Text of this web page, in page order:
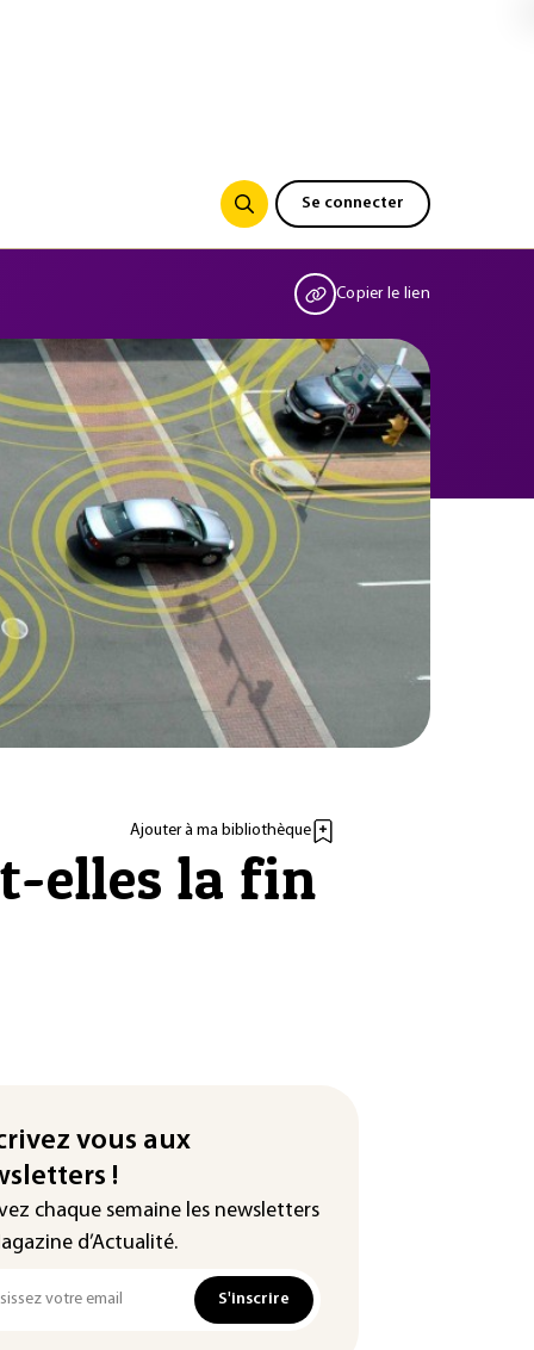
Se connecter
Copier le lien
Ajouter à ma bibliothèque
elles la fin
vous aux
!
chaque semaine les newsletters
d’Actualité.
S'inscrire